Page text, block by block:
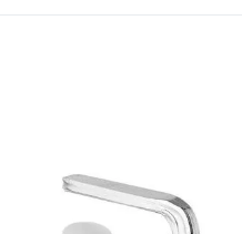
plastic si cui metalic alpitec